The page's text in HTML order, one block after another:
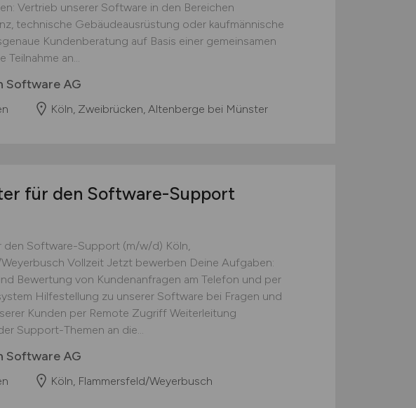
Vertrieb unserer Software in den Bereichen
technische Gebäudeausrüstung oder kaufmännische
Kundenberatung auf Basis einer gemeinsamen
Teilnahme an...
Software AG
Köln, Zweibrücken, Altenberge bei Münster
für den Software-Support
den Software-Support (m/w/d) Köln,
Vollzeit Jetzt bewerben Deine Aufgaben:
Bewertung von Kundenanfragen am Telefon und per
Hilfestellung zu unserer Software bei Fragen und
Kunden per Remote Zugriff Weiterleitung
Support-Themen an die...
Software AG
Köln, Flammersfeld/Weyerbusch